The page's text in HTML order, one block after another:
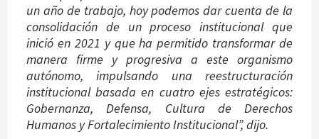
un año de trabajo, hoy podemos dar cuenta de la
consolidación de un proceso institucional que
inició en 2021 y que ha permitido transformar de
manera firme y progresiva a este organismo
autónomo, impulsando una reestructuración
institucional basada en cuatro ejes estratégicos:
Gobernanza, Defensa, Cultura de Derechos
Humanos y Fortalecimiento Institucional”, dijo.